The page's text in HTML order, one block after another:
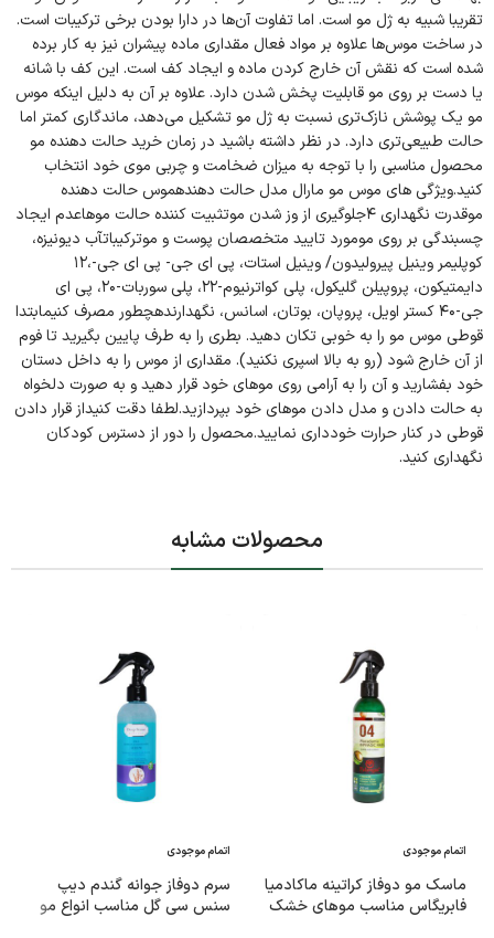
تقریبا شبیه به ژل مو است. اما تفاوت آن‌ها در دارا بودن برخی ترکیبات است.
در ساخت موس‌ها علاوه بر مواد فعال مقداری ماده پیشران نیز به کار برده
شده است که نقش آن خارج کردن ماده و ایجاد کف است. این کف با شانه
یا دست بر روی مو قابلیت پخش شدن دارد. علاوه بر آن به دلیل اینکه موس
مو یک پوشش نازک‌تری نسبت به ژل مو تشکیل می‌دهد، ماندگاری کمتر اما
حالت طبیعی‌تری دارد. در نظر داشته باشید در زمان خرید حالت دهنده مو
محصول مناسبی را با توجه به میزان ضخامت و چربی موی خود انتخاب
کنید.ویژگی های موس مو مارال مدل حالت دهندهموس حالت دهنده
موقدرت نگهداری ۴جلوگیری از وز شدن موتثبیت کننده حالت موهاعدم ایجاد
چسبندگی بر روی مومورد تایید متخصصان پوست و موترکیباتآب دیونیزه،
کوپلیمر وینیل پیرولیدون/ وینیل استات، پی ای جی- پی ای جی-،۱۲
دایمتیکون، پروپیلن گلیکول، پلی کواترنیوم-۲۲، پلی سوربات-۲۰، پی ای
جی-۴۰ کستر اویل، پروپان، بوتان، اسانس، نگهدارندهچطور مصرف کنیمابتدا
قوطی موس مو را به خوبی تکان دهید. بطری را به طرف پایین بگیرید تا فوم
از آن خارج شود (رو به بالا اسپری نکنید). مقداری از موس را به داخل دستان
خود بفشارید و آن را به آرامی روی موهای خود قرار دهید و به صورت دلخواه
به حالت دادن و مدل دادن موهای خود بپردازید.لطفا دقت کنیداز قرار دادن
قوطی در کنار حرارت خودداری نمایید.محصول را دور از دسترس کودکان
نگهداری کنید.
محصولات مشابه
اتمام موجودی
ماسک مو دوفاز کراتینه ماکادمیا
فابریگاس مناسب موهای خشک
اتمام موجودی
سرم دوفاز جوانه گندم دیپ
سنس سی گل مناسب انواع مو